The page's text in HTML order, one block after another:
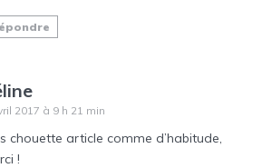
2017 à 9 h 21 min
chouette article comme d’habitude,
!